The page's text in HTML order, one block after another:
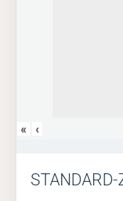
« ‹